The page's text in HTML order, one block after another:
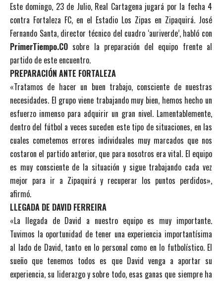
Este domingo, 23 de Julio, Real Cartagena jugará por la fecha 4
contra Fortaleza FC, en el Estadio Los Zipas en Zipaquirá. José
Fernando Santa, director técnico del cuadro ‘auriverde’, habló con
PrimerTiempo.CO sobre la preparación del equipo frente al
partido de este encuentro.
PREPARACIÓN ANTE FORTALEZA
«Tratamos de hacer un buen trabajo, consciente de nuestras
necesidades. El grupo viene trabajando muy bien, hemos hecho un
esfuerzo inmenso para adquirir un gran nivel. Lamentablemente,
dentro del fútbol a veces suceden este tipo de situaciones, en las
cuales cometemos errores individuales muy marcados que nos
costaron el partido anterior, que para nosotros era vital. El equipo
es muy consciente de la situación y sigue trabajando cada vez
mejor para ir a Zipaquirá y recuperar los puntos perdidos»,
afirmó.
LLEGADA DE DAVID FERREIRA
«La llegada de David a nuestro equipo es muy importante.
Tuvimos la oportunidad de tener una experiencia importantísima
al lado de David, tanto en lo personal como en lo futbolístico. El
sueño que tenemos todos es que David venga a aportar su
experiencia, su liderazgo y sobre todo, esas ganas que siempre ha